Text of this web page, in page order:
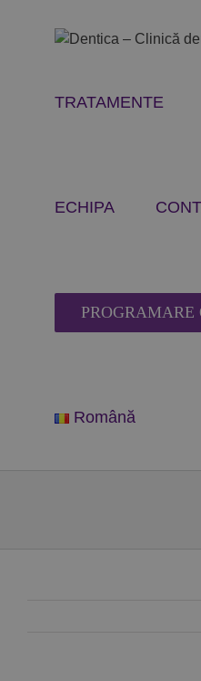
TRATAMENTE
ECHIPA
PROGRAMARE
Română